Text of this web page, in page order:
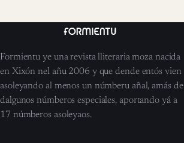
Formientu ye una revista lliteraria moza nacida
en Xixón nel añu 2006 y que dende entós vien
asoleyando al menos un númberu añal, amás de
dalgunos númberos especiales, aportando yá a
17 númberos asoleyaos.